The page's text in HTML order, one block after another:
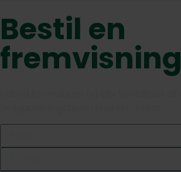
Bestil en
fremvisning